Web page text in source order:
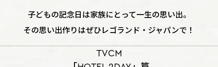
子どもの記念日は家族にとって一生の思い出。
その思い出作りはぜひレゴランド・ジャパンで！
TVCM